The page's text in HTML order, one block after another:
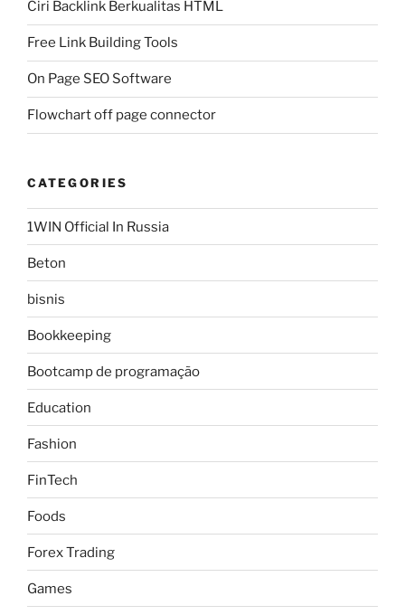
Ciri Backlink Berkualitas HTML
Free Link Building Tools
On Page SEO Software
Flowchart off page connector
CATEGORIES
1WIN Official In Russia
Beton
bisnis
Bookkeeping
Bootcamp de programação
Education
Fashion
FinTech
Foods
Forex Trading
Games